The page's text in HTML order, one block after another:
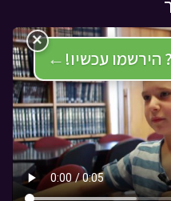
הירשמו עכשיו! ←
×